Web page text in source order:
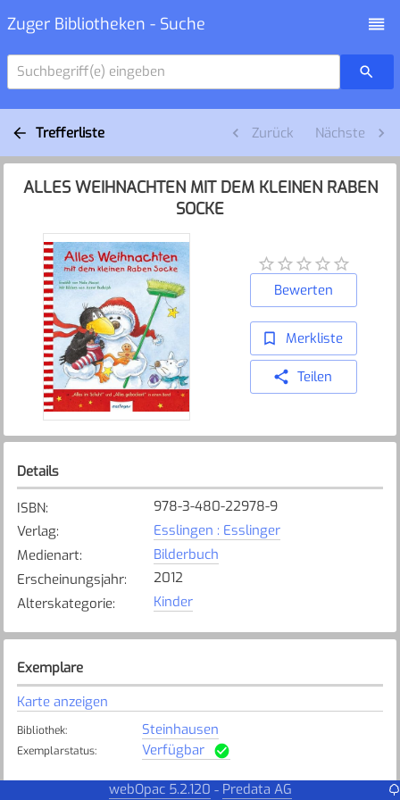
Zuger Bibliotheken - Suche
Suchbegriff(e) eingeben
Trefferliste Zurück Nächste
ALLES WEIHNACHTEN MIT DEM KLEINEN RABEN
SOCKE
Bewerten
Merkliste
Teilen
Details
ISBN:
978-3-480-22978-9
Verlag:
Esslingen : Esslinger
Medienart:
Bilderbuch
Erscheinungsjahr:
2012
Alterskategorie: Kinder
Exemplare
Karte anzeigen
Bibliothek: Steinhausen
Exemplarstatus: Verfügbar
Walchwil
webOpac 5.2.120 - Predata AG